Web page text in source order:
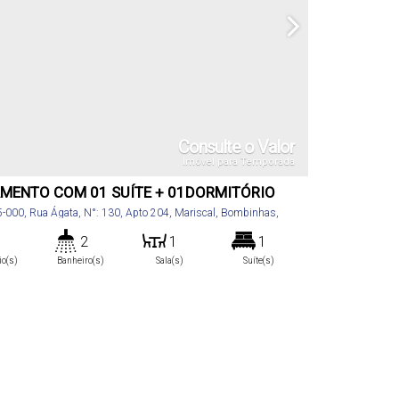
Consulte o Valor
Imóvel para Temporada
COM 01 SUÍTE + 01DORMITÓRIO
000, Rua Ágata, N°: 130,Apto 204, Mariscal , Bombinhas,
2
Banheiro(s)
1
Sala(s)
1
Suíte(s)